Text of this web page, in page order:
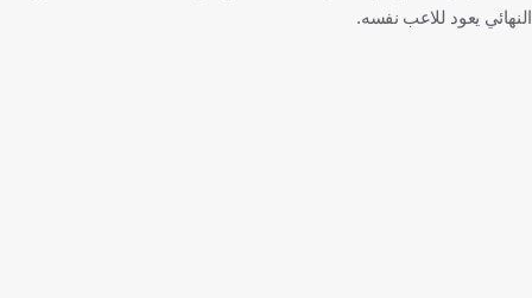
النهائي يعود للاعب نفسه.